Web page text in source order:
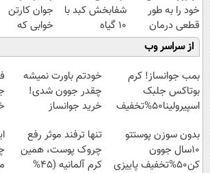
خود را به طور
قطعی درمان
کنید!
◗پرسش‌نامه◖
شفابخش کبد با
10 گیاه
موثر(تخفیف تا
امشب)
جوان کارتن
خوابی که
میلیاردر شد.
آموزش
از سراسر وب
بمب جوانساز! کرم
بوتاکس جلبک
اسپیرولینا50%تخفیف
خودتم باورت نمیشه
چقدر جوون شدی!
خرید جوانساز
ویژه
بدون سوزن پوستتو
10سال جوون
کن50%تخفیف پاییزی
تنها ترفند موثر رفع
چروک پوست، همین
کرم آلمانیه (45%